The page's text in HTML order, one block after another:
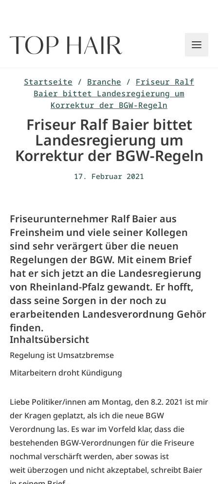
Startseite / Branche / Friseur Ralf
Baier bittet Landesregierung um
Korrektur der BGW-Regeln
Friseur Ralf Baier bittet
Landesregierung um
Korrektur der BGW-Regeln
17. Februar 2021
Friseurunternehmer Ralf Baier aus
Freinsheim und viele seiner Kollegen
sind sehr verärgert über die neuen
Regelungen der BGW. Mit einem Brief
hat er sich jetzt an die Landesregierung
von Rheinland-Pfalz gewandt. Er hofft,
dass seine Sorgen in der noch zu
erarbeitenden Landesverordnung Gehör
finden.
Inhaltsübersicht
Regelung ist Umsatzbremse
Mitarbeitern droht Kündigung
Liebe Politiker/innen am Montag, den 8.2. 2021 ist mir
der Kragen geplatzt, als ich die neue BGW
Verordnung las. Es war im Vorfeld klar, dass die
bestehenden BGW-Verordnungen für die Friseure
nochmal verschärft werden, aber sowas ist
weit überzogen und nicht akzeptabel, schreibt Baier